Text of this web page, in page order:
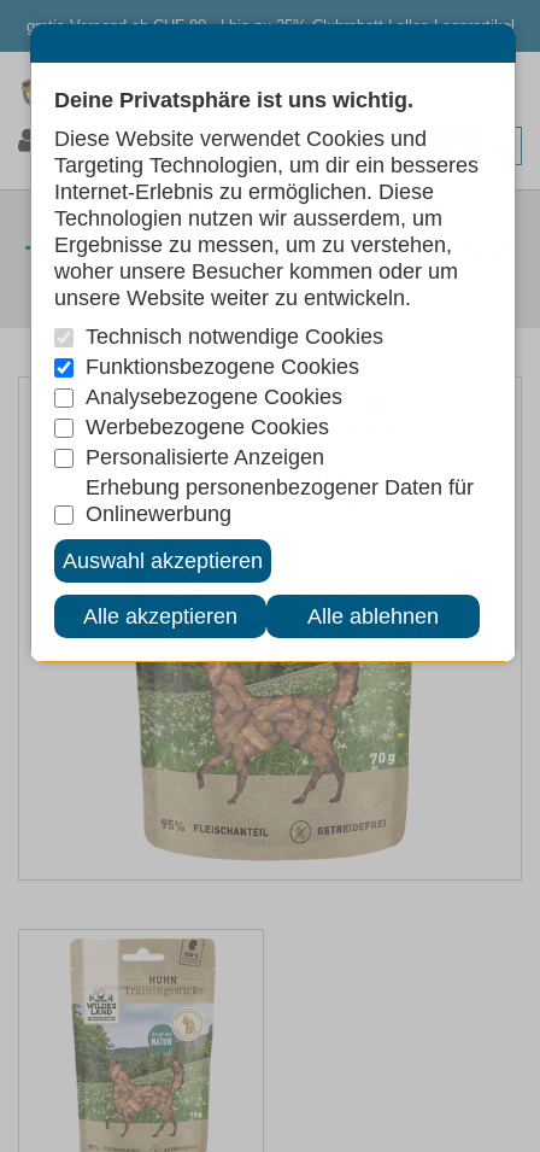
gratis Versand ab CHF 80.- | bis zu 25% Clubrabatt | alles Lagerartikel
0 0 0
WILDES LAND CANINE
TRAININGSSTICKS HUHN 8X70G
Hunde Hundefutter Hundeleckerlis Kauartikel
Deine Privatsphäre ist uns wichtig.
Diese Website verwendet Cookies und
Targeting Technologien, um dir ein besseres
Internet-Erlebnis zu ermöglichen. Diese
Technologien nutzen wir ausserdem, um
Ergebnisse zu messen, um zu verstehen,
woher unsere Besucher kommen oder um
unsere Website weiter zu entwickeln.
Technisch notwendige Cookies
Funktionsbezogene Cookies
Analysebezogene Cookies
Werbebezogene Cookies
Personalisierte Anzeigen
Erhebung personenbezogener Daten für
Onlinewerbung